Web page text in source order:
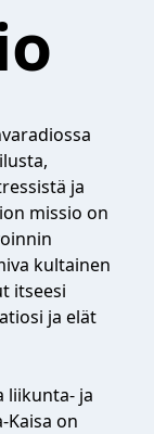
ja
missio on
kultainen
itseesi
ja elät
liikunta- ja
Kaisa on